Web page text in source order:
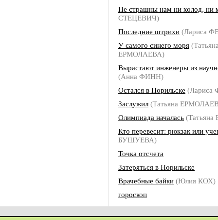
Не страшны нам ни холод, ни
СТЕЦЕВИЧ)
Последние штрихи (Лариса
У самого синего моря
ЕРМОЛАЕВА)
Вырастают инженеры из
(Анна ФИНН)
Остался в Норильске
Заслужил (Татьяна
Олимпиада началась
Кто перевесит: рюкзак или
БУШУЕВА)
Точка отсчета
Затеряться в Норильске
Врачебные байки (Юлия КОХ)
гороскоп